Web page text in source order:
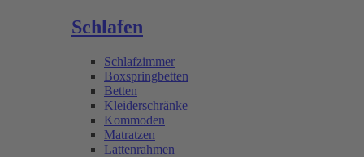
Schlafen
Schlafzimmer
Boxspringbetten
Betten
Kleiderschränke
Kommoden
Matratzen
Lattenrahmen